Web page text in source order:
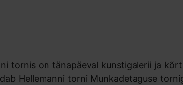
tornis on tänapäeval kunstigalerii ja
Hellemanni torni Munkadetaguse